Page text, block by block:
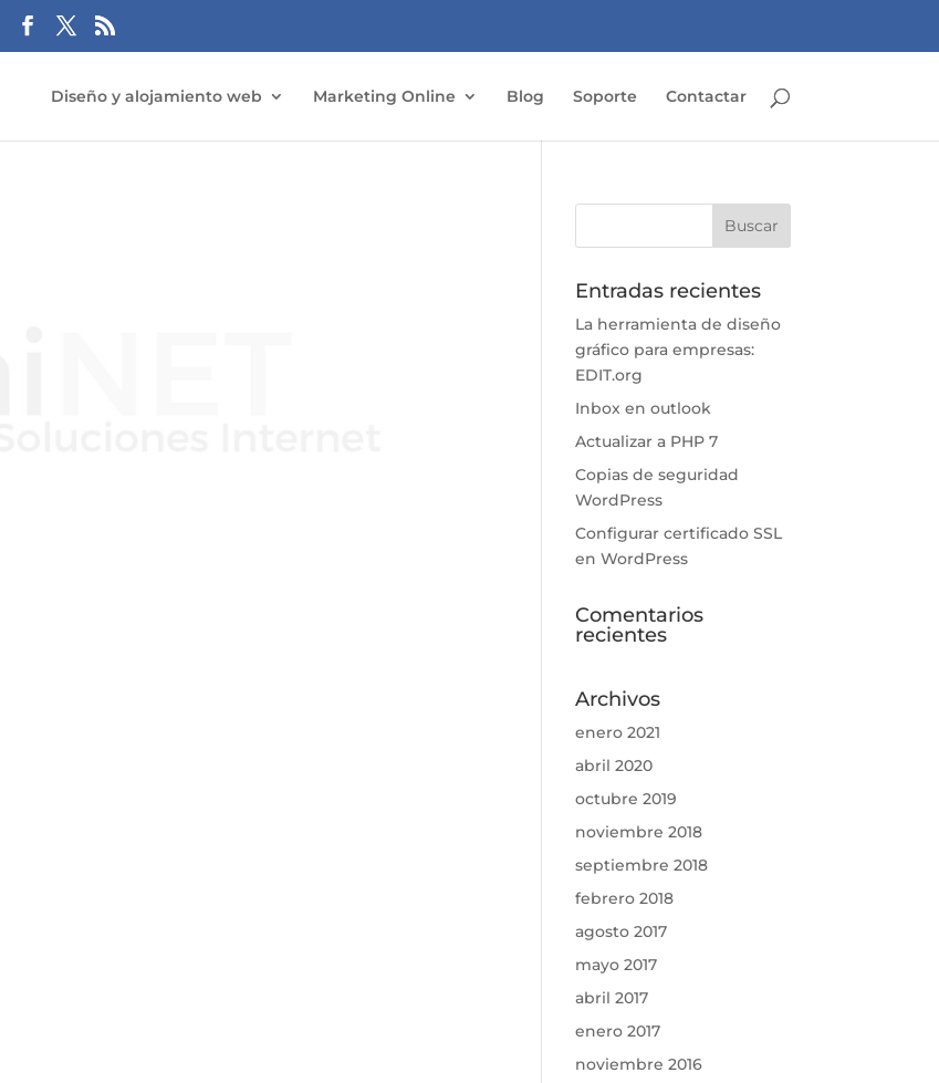
Diseño y alojamiento web Marketing Online Blog Soporte Contactar
Entradas recientes
La herramienta de diseño
gráfico para empresas:
EDIT.org
Inbox en outlook
Actualizar a PHP 7
Copias de seguridad
WordPress
Configurar certificado SSL
en WordPress
Comentarios
recientes
Archivos
enero 2021
abril 2020
octubre 2019
noviembre 2018
septiembre 2018
febrero 2018
agosto 2017
mayo 2017
abril 2017
enero 2017
noviembre 2016